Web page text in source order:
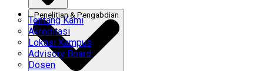
Tentang Kami
Akreditasi
Lokasi Kampus
Advisory Board
Dosen